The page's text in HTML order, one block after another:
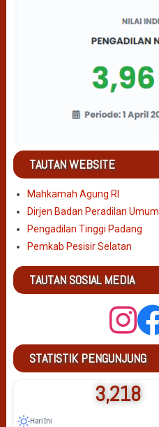
TAUTAN WEBSITE
Mahkamah Agung RI
Dirjen Badan Peradilan Umum
Pengadilan Tinggi Padang
Pemkab Pesisir Selatan
TAUTAN SOSIAL MEDIA
STATISTIK PENGUNJUNG
3,218
Hari Ini